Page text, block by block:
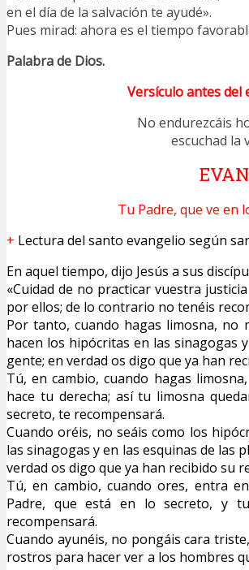
en el día de la salvación te ayudé».
Pues mirad: ahora es el tiempo
Palabra de Dios.
Versículo antes del
No endurezcáis
escuchad la
Tu Padre, que ve en
+ Lectura del santo evangelio según
En aquel tiempo, dijo Jesús a sus
«Cuidad de no practicar vuestra
por ellos; de lo contrario no tenéis
Por tanto, cuando hagas limosna, no
hacen los hipócritas en las sinagogas
gente; en verdad os digo que ya han
Tú, en cambio, cuando hagas
hace tu derecha; así tu limosna
secreto, te recompensará.
Cuando oréis, no seáis como los
las sinagogas y en las esquinas de las
verdad os digo que ya han recibido su
Tú, en cambio, cuando ores, entra
Padre, que está en lo secreto, y
recompensará.
Cuando ayunéis, no pongáis cara
rostros para hacer ver a los hombres